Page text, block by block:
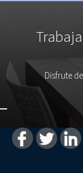
Disfrute